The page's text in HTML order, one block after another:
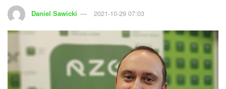
Daniel Sawicki 2021-10-29 07:03